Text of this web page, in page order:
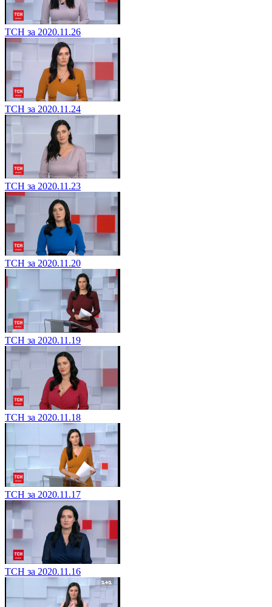
ТСН за 2020.11.26
ТСН за 2020.11.24
ТСН за 2020.11.23
ТСН за 2020.11.20
ТСН за 2020.11.19
ТСН за 2020.11.18
ТСН за 2020.11.17
ТСН за 2020.11.16